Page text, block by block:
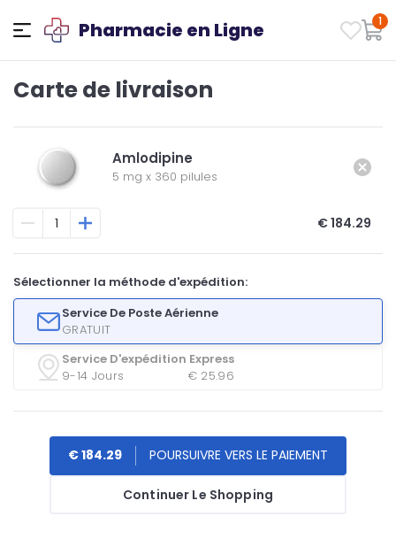
Pharmacie en Ligne 1
Carte de livraison
Amlodipine
5 mg x 360 pilules
€ 184.29
Sélectionner la méthode d'expédition:
Service De Poste Aérienne
GRATUIT
Service D'expédition Express
9-14 Jours
€ 25.96
Continuer Le Shopping
€ 184.29